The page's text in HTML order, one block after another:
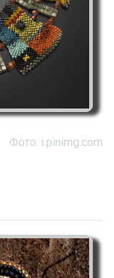
Фото: i.pinimg.com